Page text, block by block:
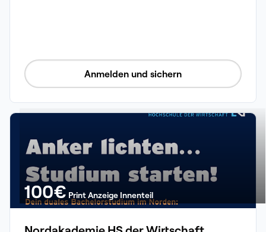
Anmelden und sichern
100€ Print Anzeige Innenteil